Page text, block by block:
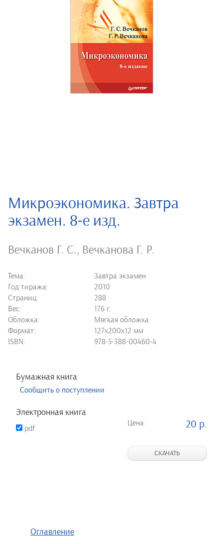
Микроэкономика. Завтра
экзамен. 8-е изд.
Вечканов Г. С., Вечканова Г. Р.
Тема:
Завтра экзамен
Год тиража:
2010
Страниц:
288
Вес:
176 г.
Обложка:
Мягкая обложка
Формат:
127х200х12 мм
ISBN:
978-5-388-00460-4
Бумажная книга
Сообщить о поступлении
Электронная книга
pdf
Цена: 20 р.
СКАЧАТЬ
Оглавление